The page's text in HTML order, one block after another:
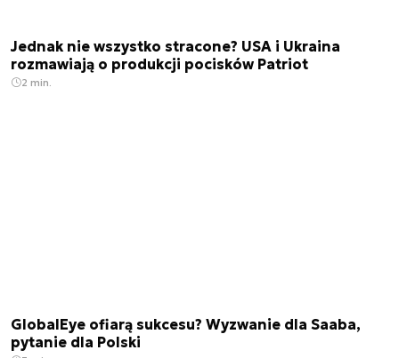
Jednak nie wszystko stracone? USA i Ukraina
rozmawiają o produkcji pocisków Patriot
2 min.
GlobalEye ofiarą sukcesu? Wyzwanie dla Saaba,
pytanie dla Polski